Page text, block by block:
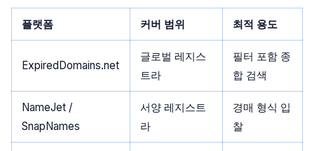
플랫폼 커버 범위 최적 용도
ExpiredDomains.net
글로벌 레지스
트라
필터 포함 종
합 검색
NameJet /
SnapNames
서양 레지스트
라
경매 형식 입
찰